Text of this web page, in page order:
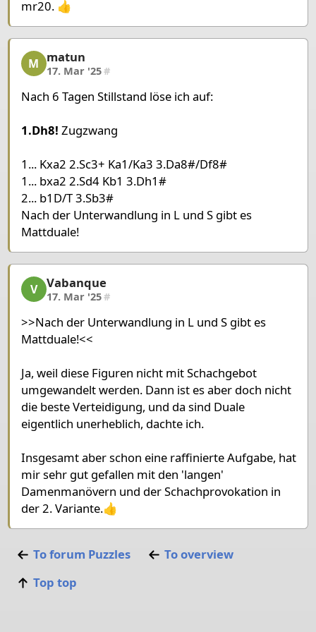
Pieces Black
King a1
Pawn b2 Pawn b3 Pawn b7
mr20. 👍
matun, 5/6, 17. Mar '25
M matun
17. Mar '25#
Nach 6 Tagen Stillstand löse ich auf:
1.Dh8! Zugzwang
1... Kxa2 2.Sc3+ Ka1/Ka3 3.Da8#/Df8#
1... bxa2 2.Sd4 Kb1 3.Dh1#
2... b1D/T 3.Sb3#
Nach der Unterwandlung in L und S gibt es
Mattduale!
Vabanque, 6/6, 17. Mar '25
V Vabanque
17. Mar '25#
>>Nach der Unterwandlung in L und S gibt es
Mattduale!<<
Ja, weil diese Figuren nicht mit Schachgebot
umgewandelt werden. Dann ist es aber doch nicht
die beste Verteidigung, und da sind Duale
eigentlich unerheblich, dachte ich.
Insgesamt aber schon eine raffinierte Aufgabe, hat
mir sehr gut gefallen mit den 'langen'
Damenmanövern und der Schachprovokation in
der 2. Variante.👍
To forum Puzzles
To overview
Top top